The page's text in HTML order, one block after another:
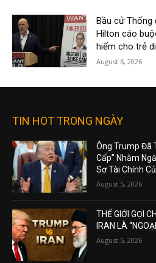
Bầu cử Thống
Hilton cáo
hiểm cho trẻ
August 6, 2026
TIN HOT TRONG NGÀY
Ông Trump Đã
Cấp” Nhằm
Sơ Tài Chính
August 5, 2026
THẾ GIỚI GỌI
IRAN LÀ
August 5, 2026